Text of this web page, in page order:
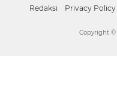
Redaksi Privacy Policy
Copyright ©